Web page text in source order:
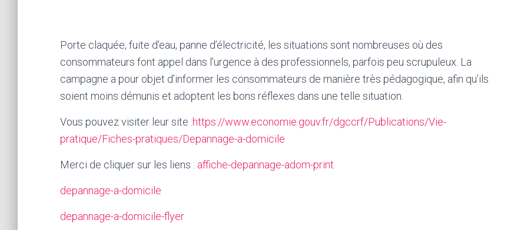
Porte claquée, fuite d’eau, panne d’électricité, les situations sont nombreuses où des
consommateurs font appel dans l’urgence à des professionnels, parfois peu scrupuleux. La
campagne a pour objet d’informer les consommateurs de manière très pédagogique, afin qu’ils
soient moins démunis et adoptent les bons réflexes dans une telle situation.
Vous pouvez visiter leur site :https://www.economie.gouv.fr/dgccrf/Publications/Vie-
pratique/Fiches-pratiques/Depannage-a-domicile
Merci de cliquer sur les liens : affiche-depannage-adom-print
depannage-a-domicile
depannage-a-domicile-flyer